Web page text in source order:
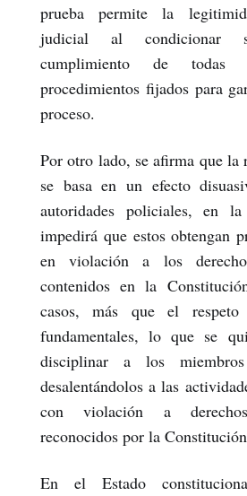
prueba permite la
judicial al condicionar
cumplimiento de
procedimientos fijados para
proceso.
Por otro lado, se afirma que la
se basa en un efecto
autoridades policiales, en
impedirá que estos obtengan
en violación a los
contenidos en la
casos, más que el
fundamentales, lo que se
disciplinar a los
desalentándolos a las
con violación a
reconocidos por la
En el Estado